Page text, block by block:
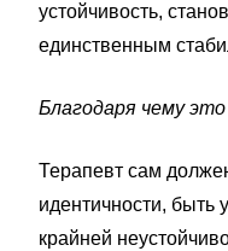
устойчивость,
единственным
Благодаря чему
Терапевт сам
идентичности, быть
крайней